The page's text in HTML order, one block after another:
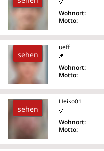
Wohnort:
Motto:
sehen
ueff
Wohnort:
Motto:
sehen
Heiko01
Wohnort:
Motto: